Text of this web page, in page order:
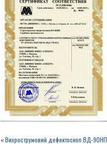
«Вихрострумовий дефектоскоп ВД-90НП